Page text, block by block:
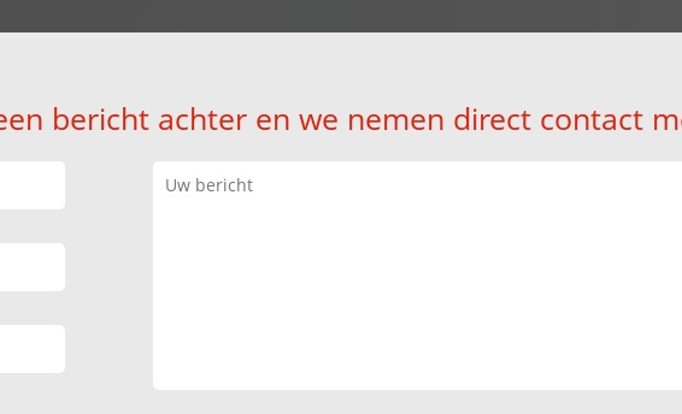
bericht achter en we nemen direct contact